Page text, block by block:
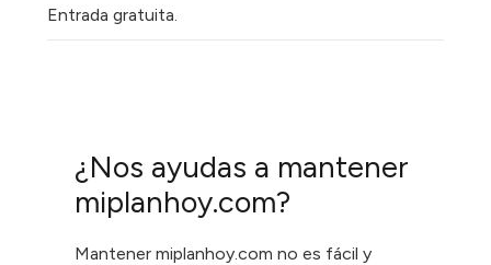
Entrada gratuita.
¿Nos ayudas a mantener
miplanhoy.com?
Mantener miplanhoy.com no es fácil y